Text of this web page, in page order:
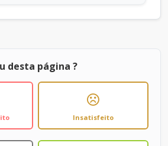
desta página ?
Insatisfeito